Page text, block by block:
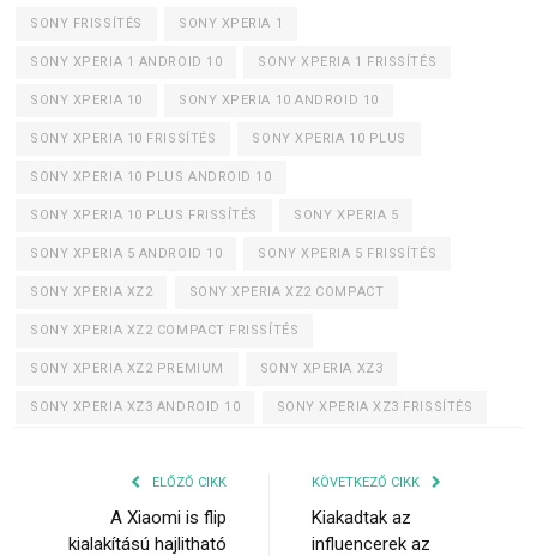
SONY FRISSÍTÉS SONY XPERIA 1
SONY XPERIA 1 ANDROID 10 SONY XPERIA 1 FRISSÍTÉS
SONY XPERIA 10 SONY XPERIA 10 ANDROID 10
SONY XPERIA 10 FRISSÍTÉS SONY XPERIA 10 PLUS
SONY XPERIA 10 PLUS ANDROID 10
SONY XPERIA 10 PLUS FRISSÍTÉS SONY XPERIA 5
SONY XPERIA 5 ANDROID 10 SONY XPERIA 5 FRISSÍTÉS
SONY XPERIA XZ2 SONY XPERIA XZ2 COMPACT
SONY XPERIA XZ2 COMPACT FRISSÍTÉS
SONY XPERIA XZ2 PREMIUM SONY XPERIA XZ3
SONY XPERIA XZ3 ANDROID 10 SONY XPERIA XZ3 FRISSÍTÉS
ELŐZŐ CIKK
A Xiaomi is flip
kialakítású hajlitható
KÖVETKEZŐ CIKK
Kiakadtak az
influencerek az